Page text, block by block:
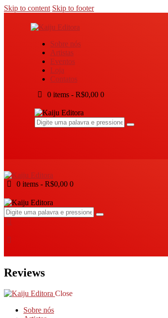
Skip to content Skip to footer
Sobre nós
Artistas
Eventos
Loja
Contatos
0 items -R$0,00 0
0 items -R$0,00 0
Reviews
Close
Sobre nós